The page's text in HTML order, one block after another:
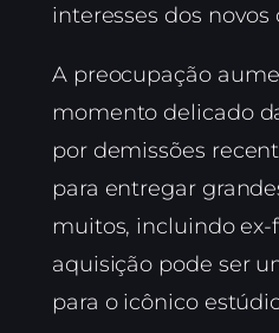
interesses dos novos
A preocupação
momento delicado
por demissões
para entregar
muitos, incluindo ex-
aquisição pode ser
para o icônico